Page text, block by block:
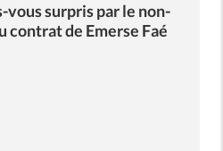
surpris par le non-
contrat de Emerse Faé